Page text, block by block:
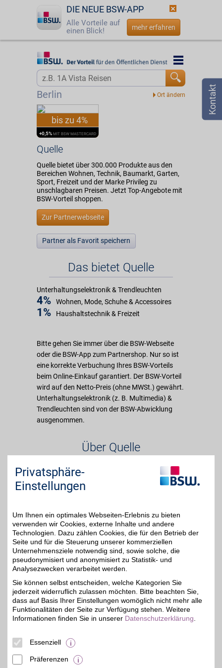
DIE NEUE BSW-APP
Alle Vorteile auf
einen Blick!
mehr erfahren
Startseite
Login
☎ 0800 - 279 25 82
Berlin
Startseite
Quelle
bis zu 4%
+0,5% MIT BSW MASTERCARD
Quelle
Quelle bietet über 300.000 Produkte aus den
Bereichen Wohnen, Technik, Baumarkt, Garten,
Sport, Freizeit und der Marke Privileg zu
unschlagbaren Preisen. Jetzt Top-Angebote mit
BSW-Vorteil shoppen.
Zur Partnerwebseite
Partner als Favorit speichern
Das bietet Quelle
Unterhaltungselektronik & Trendleuchten
4% Wohnen, Mode, Schuhe & Accessoires
1% Haushaltstechnik & Freizeit
Bitte gehen Sie immer über die BSW-Webseite
oder die BSW-App zum Partnershop. Nur so ist
eine korrekte Verbuchung Ihres BSW-Vorteils
beim Online-Einkauf garantiert. Der BSW-Vorteil
wird auf den Netto-Preis (ohne MWSt.) gewährt.
Unterhaltungselektronik (z. B. Multimedia) &
Trendleuchten sind von der BSW-Abwicklung
ausgenommen.
Über Quelle
Quelle versteht sich als ein dynamisches E-
Commerce-Unternehmen mit vielfältigen
Services und einem klaren Bekenntnis zu
finden Sie alles rund um Haushaltstechnik und
Produkte aus der Welt Wohnen und Familie zu
unschlagbaren Preisen und in bester Qualität.
Denn: Wir liefern Lösungen.
Merkmale
Privatsphäre-
Einstellungen
Um Ihnen ein optimales Webseiten-Erlebnis zu bieten
verwenden wir Cookies, externe Inhalte und andere
Technologien. Dazu zählen Cookies, die für den Betrieb der
Seite und für die Steuerung unserer kommerziellen
Unternehmensziele notwendig sind, sowie solche, die
pseudonymisiert und anonymisiert zu Statistik- und
Analysezwecken verarbeitet werden.
Sie können selbst entscheiden, welche Kategorien Sie
jederzeit widerruflich zulassen möchten. Bitte beachten Sie,
dass auf Basis Ihrer Einstellungen womöglich nicht mehr alle
Funktionalitäten der Seite zur Verfügung stehen. Weitere
Informationen finden Sie in unserer Datenschutzerklärung
Essenziell
Präferenzen